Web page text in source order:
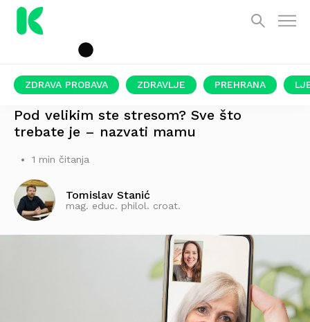
ZDRAVA PROBAVA ZDRAVLJE PREHRANA
Pod velikim ste stresom? Sve što
trebate je – nazvati mamu
1 min čitanja
Tomislav Stanić
mag. educ. philol. croat.